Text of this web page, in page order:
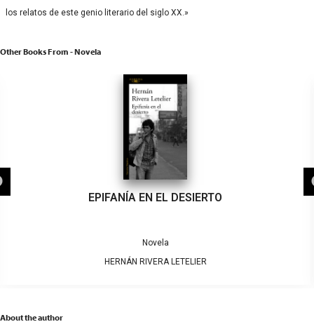
los relatos de este genio literario del siglo XX.»
Other Books From - Novela
EPIFANÍA EN EL DESIERTO
Novela
HERNÁN RIVERA LETELIER
About the author